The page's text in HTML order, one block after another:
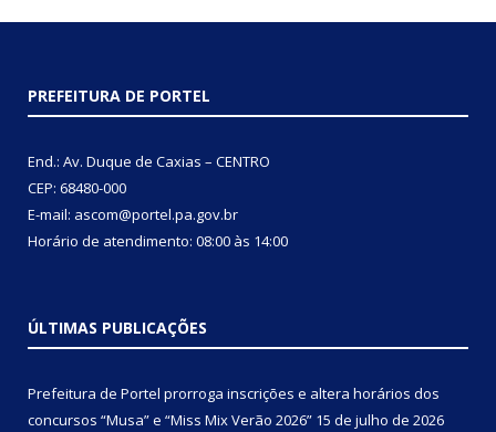
PREFEITURA DE PORTEL
End.: Av. Duque de Caxias – CENTRO
CEP: 68480-000
E-mail: ascom@portel.pa.gov.br
Horário de atendimento: 08:00 às 14:00
ÚLTIMAS PUBLICAÇÕES
Prefeitura de Portel prorroga inscrições e altera horários dos
concursos “Musa” e “Miss Mix Verão 2026” 15 de julho de 2026